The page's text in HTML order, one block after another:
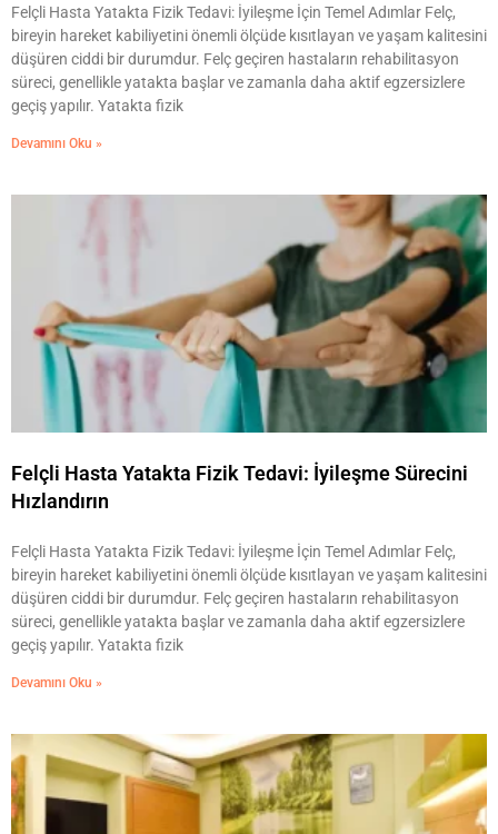
Felçli Hasta Yatakta Fizik Tedavi: İyileşme İçin Temel Adımlar Felç,
bireyin hareket kabiliyetini önemli ölçüde kısıtlayan ve yaşam kalitesini
düşüren ciddi bir durumdur. Felç geçiren hastaların rehabilitasyon
süreci, genellikle yatakta başlar ve zamanla daha aktif egzersizlere
geçiş yapılır. Yatakta fizik
Devamını Oku »
Felçli Hasta Yatakta Fizik Tedavi: İyileşme Sürecini
Hızlandırın
Felçli Hasta Yatakta Fizik Tedavi: İyileşme İçin Temel Adımlar Felç,
bireyin hareket kabiliyetini önemli ölçüde kısıtlayan ve yaşam kalitesini
düşüren ciddi bir durumdur. Felç geçiren hastaların rehabilitasyon
süreci, genellikle yatakta başlar ve zamanla daha aktif egzersizlere
geçiş yapılır. Yatakta fizik
Devamını Oku »